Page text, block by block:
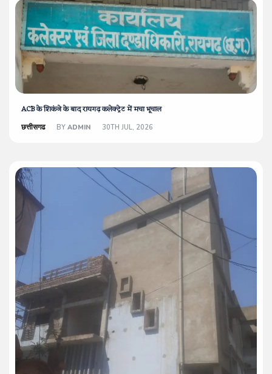
ACB के शिकंजे के बाद रायगढ़ कलेक्ट्रेट में मचा भूचाल
छत्तीसगढ BY ADMIN 30TH JUL, 2026